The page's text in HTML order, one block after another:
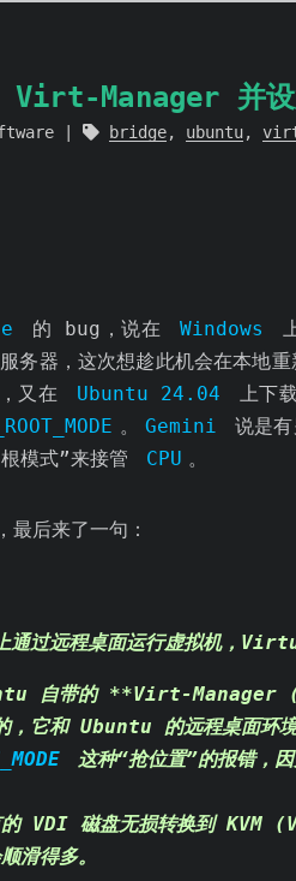
Manager 并设
bridge, ubuntu,
的 bug，说在 Windows
服务器，这次想趁此机会在本地
，又在 Ubuntu 24.04 上下
。 Gemini
说是有
模式”来接管 CPU 。
后来了一句：
过远程桌面运行虚拟机，
自带的 **Virt-Manager
，它和 Ubuntu 的远程桌面环
这种“抢位置”的报错，
的 VDI 磁盘无损转换到
滑得多。